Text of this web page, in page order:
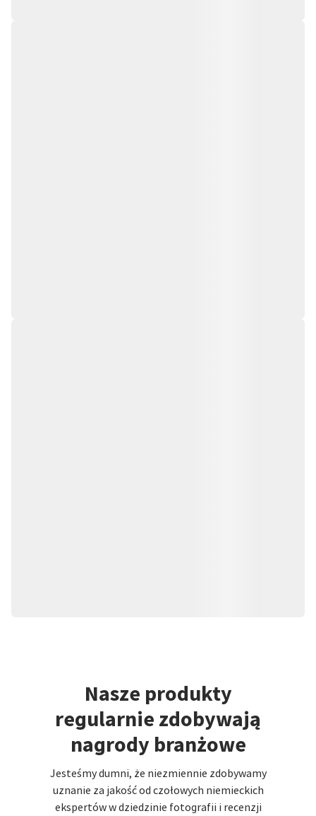
Nasze produkty
regularnie zdobywają
nagrody branżowe
Jesteśmy dumni, że niezmiennie zdobywamy
uznanie za jakość od czołowych niemieckich
ekspertów w dziedzinie fotografii i recenzji